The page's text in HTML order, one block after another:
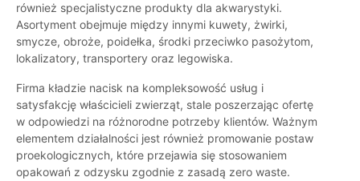
również specjalistyczne produkty dla akwarystyki.
Asortyment obejmuje między innymi kuwety, żwirki,
smycze, obroże, poidełka, środki przeciwko pasożytom,
lokalizatory, transportery oraz legowiska.
Firma kładzie nacisk na kompleksowość usług i
satysfakcję właścicieli zwierząt, stale poszerzając ofertę
w odpowiedzi na różnorodne potrzeby klientów. Ważnym
elementem działalności jest również promowanie postaw
proekologicznych, które przejawia się stosowaniem
opakowań z odzysku zgodnie z zasadą zero waste.